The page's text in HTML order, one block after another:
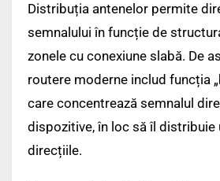
Distribuția antenelor permite
semnalului în funcție de
zonele cu conexiune slabă. De
routere moderne includ funcția
care concentrează semnalul
dispozitive, în loc să îl
direcțiile.